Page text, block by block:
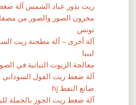
زيت بذور عباد الشمس آلة
مخزون الصور والصور من
تونس
آلة أخرى – آلة مطحنة زيت
ليبيا
معالجة الزيوت النباتية في
آلة ضغط زيت الفول السوداني
صانع النفط hj
آلة ضغط زيت الجوز بالجملة